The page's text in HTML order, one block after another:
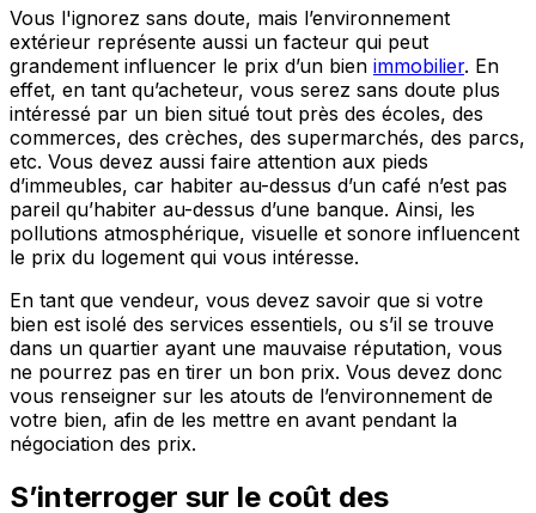
Vous l'ignorez sans doute, mais l’environnement
extérieur représente aussi un facteur qui peut
grandement influencer le prix d’un bien immobilier. En
effet, en tant qu’acheteur, vous serez sans doute plus
intéressé par un bien situé tout près des écoles, des
commerces, des crèches, des supermarchés, des parcs,
etc. Vous devez aussi faire attention aux pieds
d’immeubles, car habiter au-dessus d’un café n’est pas
pareil qu’habiter au-dessus d’une banque. Ainsi, les
pollutions atmosphérique, visuelle et sonore influencent
le prix du logement qui vous intéresse.
En tant que vendeur, vous devez savoir que si votre
bien est isolé des services essentiels, ou s’il se trouve
dans un quartier ayant une mauvaise réputation, vous
ne pourrez pas en tirer un bon prix. Vous devez donc
vous renseigner sur les atouts de l’environnement de
votre bien, afin de les mettre en avant pendant la
négociation des prix.
S’interroger sur le coût des